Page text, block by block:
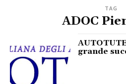
TAG
ADOC
grande